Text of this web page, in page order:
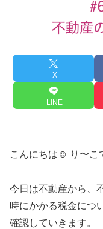
X
LINE
こんにちは☺︎ り〜こ
今日は不動産から、
時にかかる税金につ
確認していきます。